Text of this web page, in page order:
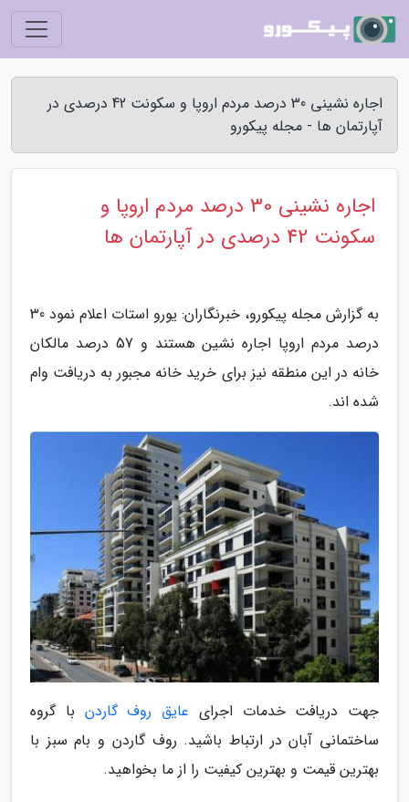
اجاره نشینی 30 درصد مردم اروپا و سکونت 42 درصدی در
آپارتمان ها - مجله پیکورو
اجاره نشینی 30 درصد مردم اروپا و
سکونت 42 درصدی در آپارتمان ها
به گزارش مجله پیکورو، خبرنگاران: یورو استات اعلام نمود 30
درصد مردم اروپا اجاره نشین هستند و 57 درصد مالکان
خانه در این منطقه نیز برای خرید خانه مجبور به دریافت وام
شده اند.
جهت دریافت خدمات اجرای عایق روف گاردن با گروه
ساختمانی آبان در ارتباط باشید. روف گاردن و بام سبز با
بهترین قیمت و بهترین کیفیت را از ما بخواهید.